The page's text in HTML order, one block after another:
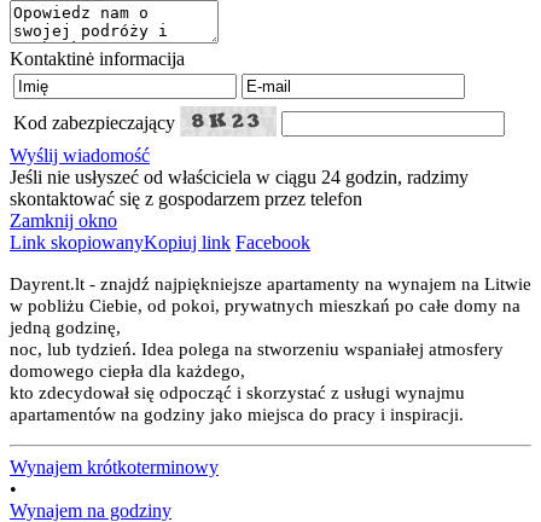
Kontaktinė informacija
Kod zabezpieczający
Wyślij wiadomość
Jeśli nie usłyszeć od właściciela w ciągu 24 godzin, radzimy
skontaktować się z gospodarzem przez telefon
Zamknij okno
Link skopiowanyKopiuj link Facebook
Dayrent.lt - znajdź najpiękniejsze apartamenty na wynajem na Litwie
w pobliżu Ciebie, od pokoi, prywatnych mieszkań po całe domy na
jedną godzinę,
noc, lub tydzień. Idea polega na stworzeniu wspaniałej atmosfery
domowego ciepła dla każdego,
kto zdecydował się odpocząć i skorzystać z usługi wynajmu
apartamentów na godziny jako miejsca do pracy i inspiracji.
Wynajem krótkoterminowy
•
Wynajem na godziny